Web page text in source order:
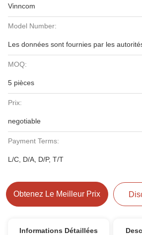
Vinncom
Model Number:
Les données sont fournies par les
MOQ:
5 pièces
Prix:
negotiable
Payment Terms:
L/C, D/A, D/P, T/T
Obtenez Le Meilleur Prix
Informations Détaillées